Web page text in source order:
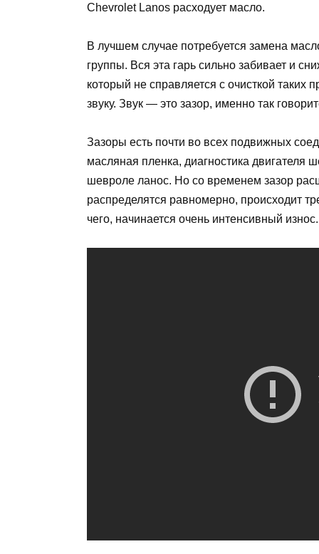
Chevrolet Lanos расходует масло.
В лучшем случае потребуется замена
группы. Вся эта гарь сильно забивает и
который не справляется с очисткой
звуку. Звук — это зазор, именно так
Зазоры есть почти во всех подвижных
масляная пленка, диагностика двигателя
шевроле ланос. Но со временем зазор
распределятся равномерно, происходит
чего, начинается очень интенсивный износ.